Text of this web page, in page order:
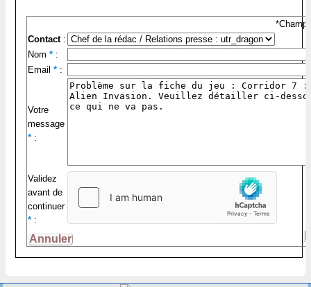
Contact:
Nom * :
Email * :
Votre
message
* :
Validez
avant de
continuer
* :